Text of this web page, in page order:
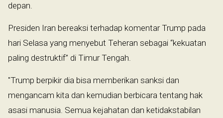
depan.
Presiden Iran bereaksi terhadap komentar Trump pada
hari Selasa yang menyebut Teheran sebagai “kekuatan
paling destruktif” di Timur Tengah.
"Trump berpikir dia bisa memberikan sanksi dan
mengancam kita dan kemudian berbicara tentang hak
asasi manusia. Semua kejahatan dan ketidakstabilan